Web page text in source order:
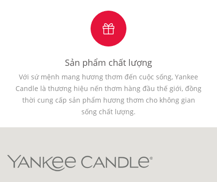
Sản phẩm chất lượng
Với sứ mệnh mang hương thơm đến cuộc sống, Yankee
Candle là thương hiệu nến thơm hàng đầu thế giới, đồng
thời cung cấp sản phẩm hương thơm cho không gian
sống chất lượng.